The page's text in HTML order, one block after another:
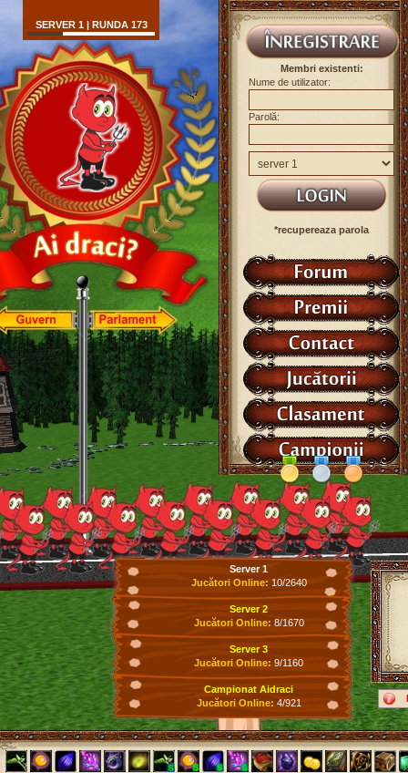
SERVER 1 | RUNDA 173
Membri existenti:
Nume de utilizator:
Parolă:
*recupereaza parola
Server 1
Jucători Online: 10/2640
Server 2
Jucători Online: 8/1670
Server 3
Jucători Online: 9/1160
Campionat Aidraci
Jucători Online: 4/921